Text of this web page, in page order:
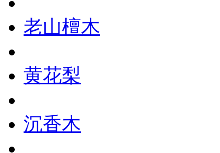
老山檀木
黄花梨
沉香木